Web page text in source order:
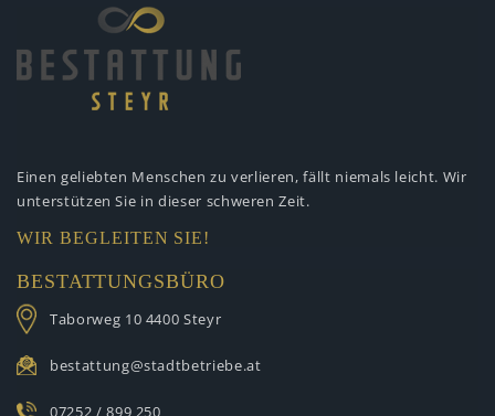
Einen geliebten Menschen zu verlieren, fällt niemals leicht. Wir
unterstützen Sie in dieser schweren Zeit.
WIR BEGLEITEN SIE!
BESTATTUNGSBÜRO
Taborweg 10 4400 Steyr
bestattung@stadtbetriebe.at
07252 / 899 250